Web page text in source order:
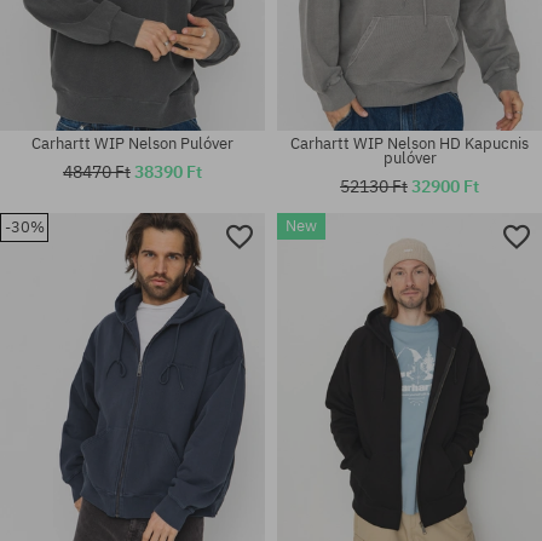
Elérhető méretek:
Elérhető méretek:
Carhartt WIP Nelson Pulóver
48470 Ft38390 Ft
Carhartt WIP Nelson HD Kapucnis
pulóver
52130 Ft32900 Ft
-30% New